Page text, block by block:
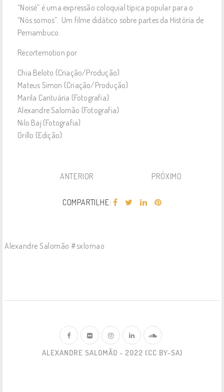
“Noisé” é uma expressão coloquial típica popular para o
“Nós somos”. Um filme didático sobre partes da História de
Pernambuco.
Recortemotion por
Chia Beloto (Criação/Produção)
Mateus Simon (Criação/Produção)
Marila Cantuária (Fotografia)
Alexandre Salomão (Fotografia)
Nilo Baj (Fotografia)
Grillo (Edição)
ANTERIOR PRÓXIMO
COMPARTILHE:
Alexandre Salomão #sxlomao
ALEXANDRE SALOMÃO - 2022 (CC BY-SA)